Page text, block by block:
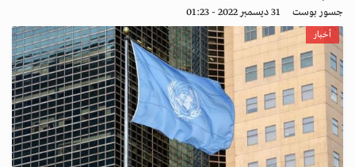
جسور بوست 31 ديسمبر 2022 - 01:23
أخبار